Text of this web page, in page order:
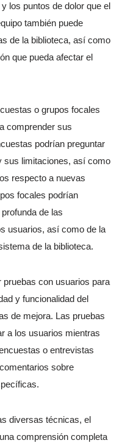
los puntos de dolor que el
también puede
de la biblioteca, así como
que pueda afectar el
o grupos focales
comprender sus
podrían preguntar
sus limitaciones, así como
respecto a nuevas
focales podrían
de las
usuarios, así como de la
de la biblioteca.
pruebas con usuarios para
y funcionalidad del
de mejora. Las pruebas
a los usuarios mientras
o entrevistas
sobre
diversas técnicas, el
comprensión completa